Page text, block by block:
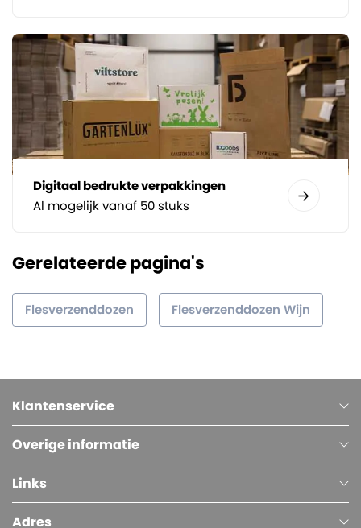
Digitaal bedrukte verpakkingen
Al mogelijk vanaf 50 stuks
Gerelateerde pagina's
Flesverzenddozen Flesverzenddozen Wijn
Klantenservice
Overige informatie
Links
Adres